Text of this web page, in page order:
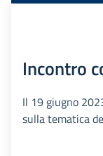
Incontro
Il 19 giugno
sulla tematica